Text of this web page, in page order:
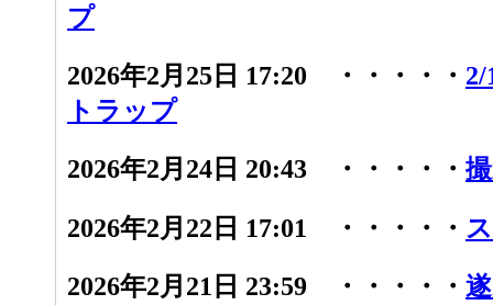
プ
2026年2月25日 17:20 ・・・・・
トラップ
2026年2月24日 20:43 ・・・・・
2026年2月22日 17:01 ・・・・・
2026年2月21日 23:59 ・・・・・